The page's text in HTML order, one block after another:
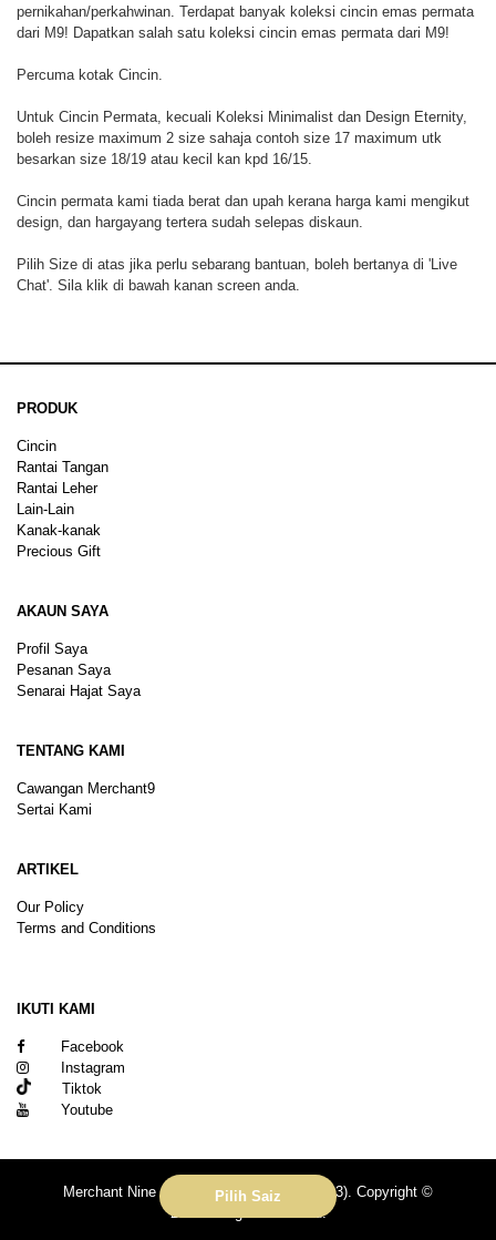
pernikahan/perkahwinan. Terdapat banyak koleksi cincin emas permata
dari M9! Dapatkan salah satu koleksi cincin emas permata dari M9!
Percuma kotak Cincin.
Untuk Cincin Permata, kecuali Koleksi Minimalist dan Design Eternity,
boleh resize maximum 2 size sahaja contoh size 17 maximum utk
besarkan size 18/19 atau kecil kan kpd 16/15.
Cincin permata kami tiada berat dan upah kerana harga kami mengikut
design, dan hargayang tertera sudah selepas diskaun.
Pilih Size di atas jika perlu sebarang bantuan, boleh bertanya di 'Live
Chat'. Sila klik di bawah kanan screen anda.
Pilih Saiz
PRODUK
Cincin
Rantai Tangan
Rantai Leher
Lain-Lain
Kanak-kanak
Precious Gift
AKAUN SAYA
Profil Saya
Pesanan Saya
Senarai Hajat Saya
TENTANG KAMI
Cawangan Merchant9
Sertai Kami
ARTIKEL
Our Policy
Terms and Conditions
IKUTI KAMI
Facebook
Instagram
Tiktok
Youtube
Merchant Nine Sdn Bhd (No. 201601039113). Copyright ©
2026.All rights reserved.